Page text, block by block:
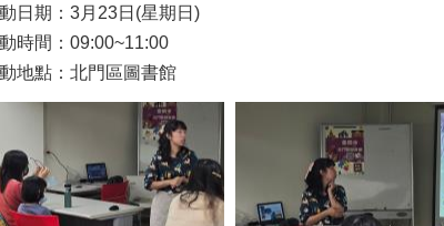
日期：3月23日(星期日)
時間：09:00~11:00
地點：北門區圖書館